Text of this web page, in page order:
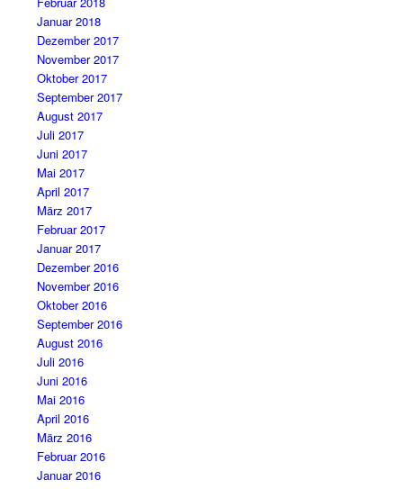
Januar 2018
Dezember 2017
November 2017
Oktober 2017
September 2017
August 2017
Juli 2017
Juni 2017
Mai 2017
April 2017
März 2017
Februar 2017
Januar 2017
Dezember 2016
November 2016
Oktober 2016
September 2016
August 2016
Juli 2016
Juni 2016
Mai 2016
April 2016
März 2016
Februar 2016
Januar 2016